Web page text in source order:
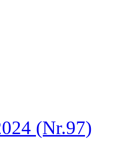
(Nr.97)